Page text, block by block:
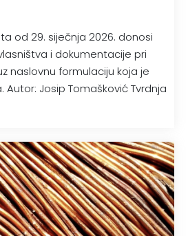
od 29. siječnja 2026. donosi
i dokumentacije pri
naslovnu formulaciju koja je
Autor: Josip Tomašković Tvrdnja